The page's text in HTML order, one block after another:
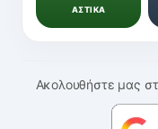
ΑΣΤΙΚΑ
Ακολουθήστε μας